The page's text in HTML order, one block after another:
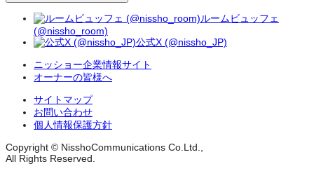
ルームビュッフェ
(@nissho_room)
公式X (@nissho_JP)
ニッショー企業情報サイト
オーナーの皆様へ
サイトマップ
お問い合わせ
個人情報保護方針
Copyright © NisshoCommunications Co.Ltd.,
All Rights Reserved.